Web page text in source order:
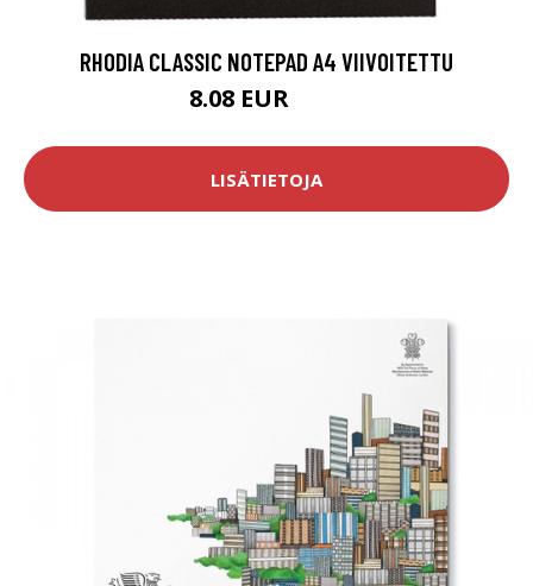
RHODIA CLASSIC NOTEPAD A4 VIIVOITETTU
8.08 EUR
LISÄTIETOJA